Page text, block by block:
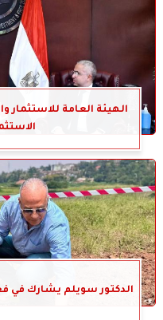
الهيئة العامة للاستثمار
الدكتور سويلم يشارك في